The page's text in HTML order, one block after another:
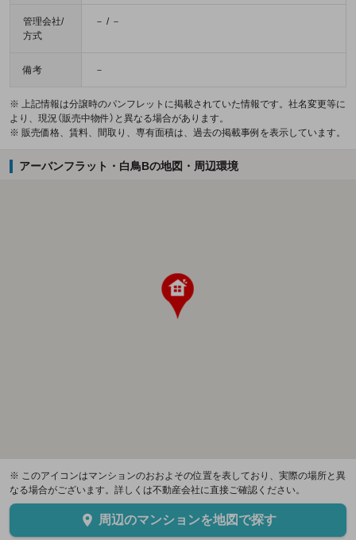
管理会社/
方式
－ / －
備考 －
※ 上記情報は分譲時のパンフレットに掲載されていた情報です。社名変更等に
より、現況（販売中物件）と異なる場合があります。
※ 販売価格、賃料、間取り、専有面積は、過去の掲載事例を表示しています。
アーバンフラット・白鳥Bの地図・周辺環境
※ このアイコンはマンションのおおよその位置を表しており、実際の場所と異
なる場合がございます。詳しくは不動産会社に直接ご確認ください。
周辺のマンションを地図で探す